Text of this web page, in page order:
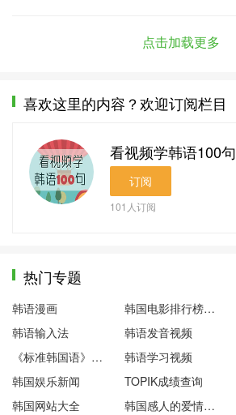
点击加载更多
喜欢这里的内容？欢迎订阅栏目
看视频学韩语100句
订阅
101 人订阅
热门专题
韩语漫画 韩国电影排行榜前十名
韩语输入法
韩语发音视频
《标准韩国语》第一册
韩语学习视频
韩国娱乐新闻
TOPIK成绩查询
韩国网站大全
韩国感人的爱情电影